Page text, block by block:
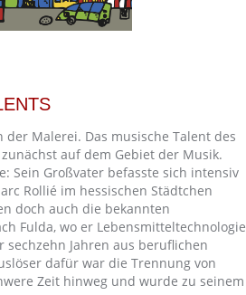
Malerei. Das musische Talent des
auf dem Gebiet der Musik.
Sein Großvater befasste sich intensiv
Rollié im hessischen Städtchen
doch auch die bekannten
Fulda, wo er Lebensmitteltechnologie
Jahren aus beruflichen
dafür war die Trennung von
Zeit hinweg und wurde zu seinem